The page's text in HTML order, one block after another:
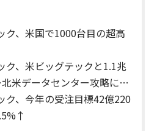
ク、米国で1000台目の超高
ク、米ビッグテックと1.1兆
米データセンター攻略に拍
ク、今年の受注目標42億220